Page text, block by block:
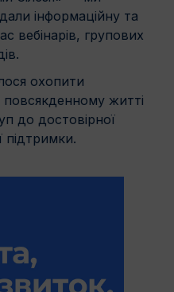
інформаційну та
вебінарів, групових
охопити
житті
до достовірної
підтримки.